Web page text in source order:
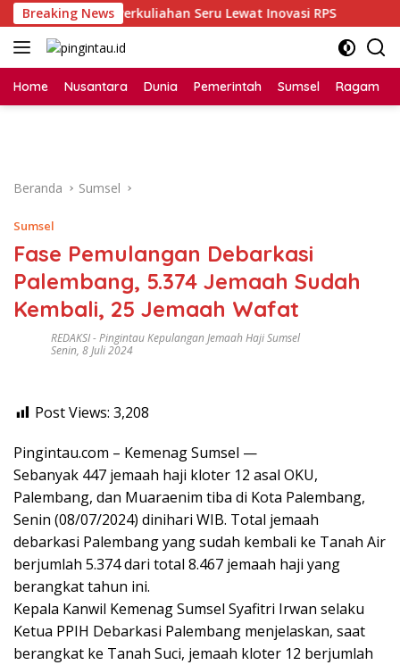
Langsung
ke
konten
Breaking News
Dorong Perkuliahan Seru Lewat Inovasi RPS
Home Nusantara Dunia Pemerintah Sumsel Ragam
Beranda Sumsel
Sumsel
Fase Pemulangan Debarkasi
Palembang, 5.374 Jemaah Sudah
Kembali, 25 Jemaah Wafat
REDAKSI-Pingintau Kepulangan Jemaah Haji Sumsel
Senin, 8 Juli 2024
Post Views: 3,208
Pingintau.com – Kemenag Sumsel —
Sebanyak 447 jemaah haji kloter 12 asal OKU,
Palembang, dan Muaraenim tiba di Kota Palembang,
Senin (08/07/2024) dinihari WIB. Total jemaah
debarkasi Palembang yang sudah kembali ke Tanah Air
berjumlah 5.374 dari total 8.467 jemaah haji yang
berangkat tahun ini.
Kepala Kanwil Kemenag Sumsel Syafitri Irwan selaku
Ketua PPIH Debarkasi Palembang menjelaskan, saat
berangkat ke Tanah Suci, jemaah kloter 12 berjumlah